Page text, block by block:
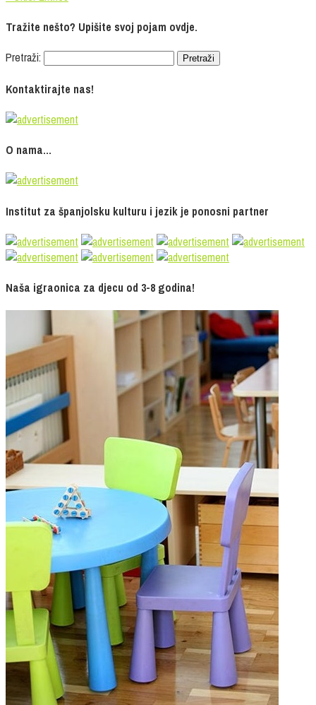
Tražite nešto? Upišite svoj pojam ovdje.
Pretraži:
Kontaktirajte nas!
O nama…
Institut za španjolsku kulturu i jezik je ponosni partner
Naša igraonica za djecu od 3-8 godina!